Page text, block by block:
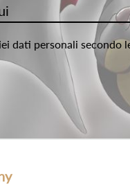
dati personali secondo